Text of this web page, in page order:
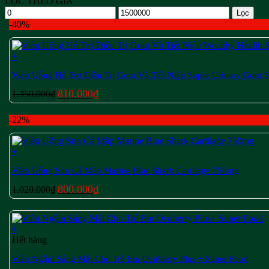
Giá
tối
thiểu
Giá
tối
đa
Lọc
-40%
+
Viên Uống Hỗ Trợ Điều Trị Gout Và Tiết Niệu Super Urinary Gout
1.350.000₫ Giá
gốc
là:
1.350.000₫.
810.000₫Giá
hiện
tại
là:
810.000₫.
-22%
+
Viên Uống Sụn Cá Mập Marine Blue Shark Cartilage 750mg
1.020.000₫ Giá
gốc
là:
1.020.000₫.
800.000₫Giá
hiện
tại
là:
+
Hết hàng
Viên Ngậm Sáng Mắt Cho Trẻ Em Ocuberry Plus + Super Food